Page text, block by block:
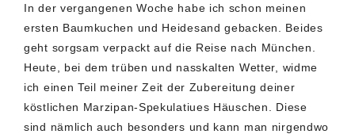
In der vergangenen Woche habe ich schon meinen
ersten Baumkuchen und Heidesand gebacken. Beides
geht sorgsam verpackt auf die Reise nach München.
Heute, bei dem trüben und nasskalten Wetter, widme
ich einen Teil meiner Zeit der Zubereitung deiner
köstlichen Marzipan-Spekulatiues Häuschen. Diese
sind nämlich auch besonders und kann man nirgendwo